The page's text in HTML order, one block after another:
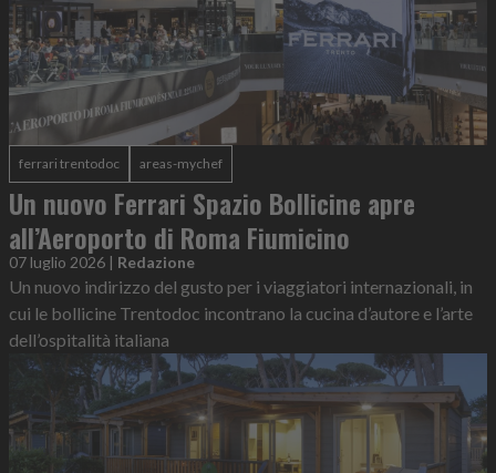
ferrari trentodoc areas-mychef
Un nuovo Ferrari Spazio Bollicine apre
all’Aeroporto di Roma Fiumicino
07 luglio 2026 | Redazione
Un nuovo indirizzo del gusto per i viaggiatori internazionali, in
cui le bollicine Trentodoc incontrano la cucina d’autore e l’arte
dell’ospitalità italiana